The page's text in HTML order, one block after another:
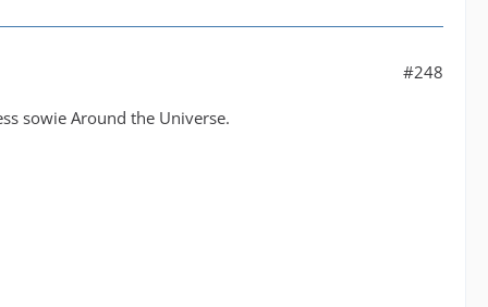
#248
sowie Around the Universe.